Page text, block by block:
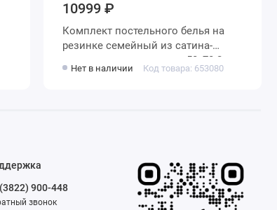
10999 ₽
Комплект постельного белья на
резинке семейный из сатина-
и с наволочками 70х70 2 шт Узор
Нет в наличии Код товара: 653080
900-448
звонок